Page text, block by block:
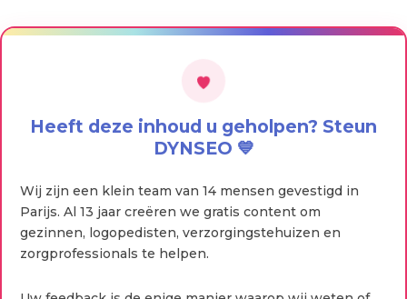
Heeft deze inhoud u geholpen? Steun
DYNSEO 💙
Wij zijn een klein team van 14 mensen gevestigd in
Parijs. Al 13 jaar creëren we gratis content om
gezinnen, logopedisten, verzorgingstehuizen en
zorgprofessionals te helpen.